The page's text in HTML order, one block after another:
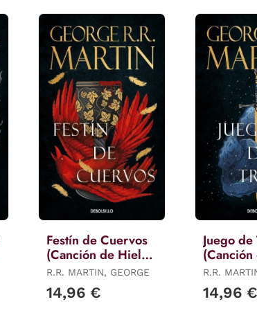
Festín de Cuervos
(Canción de Hielo
y Fuego 4)
R.R. MARTIN, GEORGE
14,96 €
Juego de
y Fuego
R.R.
14,96 €